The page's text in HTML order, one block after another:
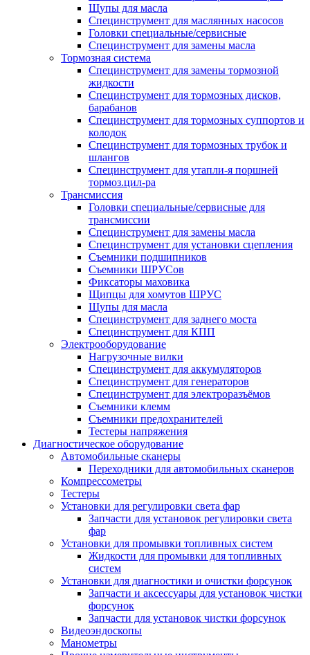
Щупы для масла
Специнструмент для маслянных насосов
Головки специальные/сервисные
Специнструмент для замены масла
Тормозная система
Специнструмент для замены тормозной
жидкости
Специнструмент для тормозных дисков,
барабанов
Специнструмент для тормозных суппортов и
колодок
Специнструмент для тормозных трубок и
шлангов
Специнструмент для утапли-я поршней
тормоз.цил-ра
Трансмиссия
Головки специальные/сервисные для
трансмиссии
Специнструмент для замены масла
Специнструмент для установки сцепления
Съемники подшипников
Съемники ШРУСов
Фиксаторы маховика
Щипцы для хомутов ШРУС
Щупы для масла
Специнструмент для заднего моста
Специнструмент для КПП
Электрооборудование
Нагрузочные вилки
Специнструмент для аккумуляторов
Специнструмент для генераторов
Специнструмент для электроразъёмов
Съемники клемм
Съемники предохранителей
Тестеры напряжения
Диагностическое оборудование
Автомобильные сканеры
Переходники для автомобильных сканеров
Компрессометры
Тестеры
Установки для регулировки света фар
Запчасти для установок регулировки света
фар
Установки для промывки топливных систем
Жидкости для промывки для топливных
систем
Установки для диагностики и очистки форсунок
Запчасти и аксессуары для установок чистки
форсунок
Запчасти для установок чистки форсунок
Видеоэндоскопы
Манометры